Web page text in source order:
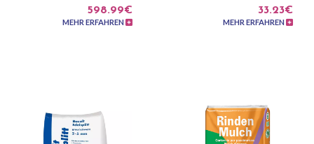
598.99€
MEHR ERFAHREN
33.23€
MEHR ERFAHREN